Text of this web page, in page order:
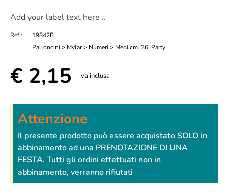
Add your label text here ..
Ref :
19842B
Palloncini > Mylar > Numeri > Medi cm. 36, Party
€ 2,15 iva inclusa
Attenzione
Il presente prodotto può essere acquistato SOLO in
abbinamento ad una PRENOTAZIONE DI UNA
FESTA. Tutti gli ordini effettuati non in
abbinamento, verranno rifiutati